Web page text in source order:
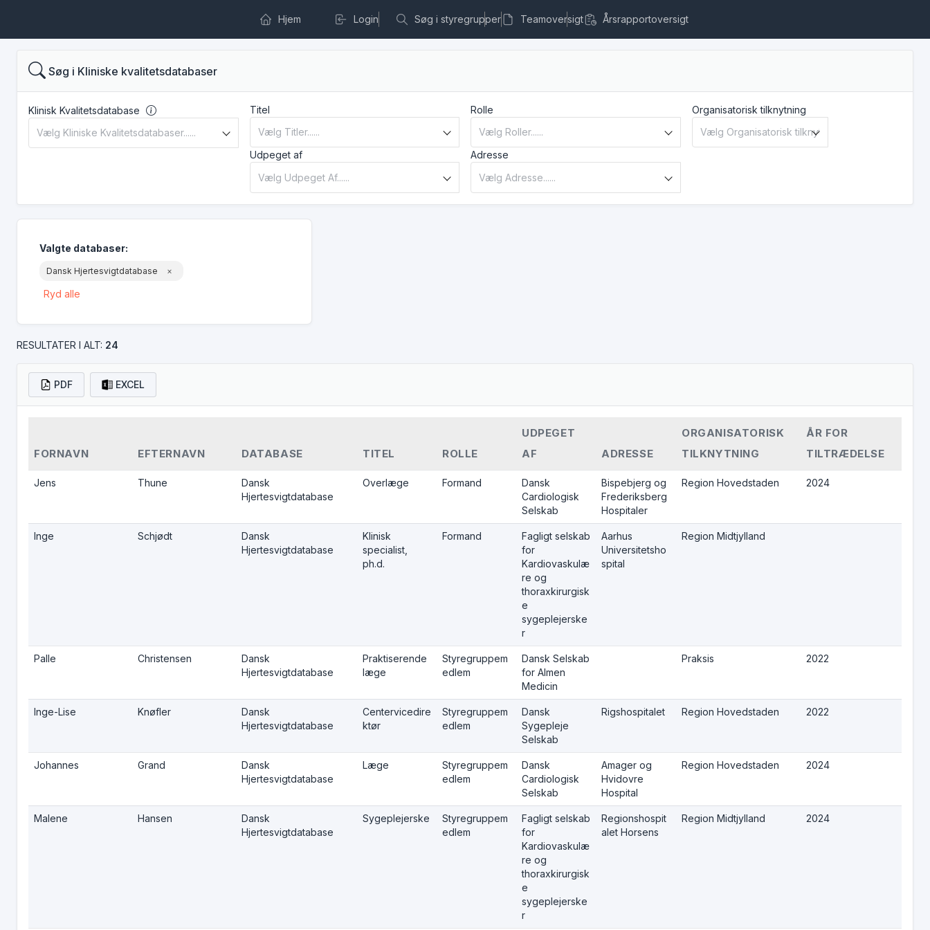
Hjem Login Søg i styregrupper Teamoversigt Årsrapportoversigt
Søg i Kliniske kvalitetsdatabaser
Klinisk Kvalitetsdatabase Titel Rolle Organisatorisk tilknytning
Udpeget af Adresse
Valgte databaser:
Dansk Hjertesvigtdatabase ×
Ryd alle
RESULTATER I ALT: 24
PDF EXCEL
FORNAVN EFTERNAVN DATABASE TITEL ROLLE
UDPEGET
AF
ADRESSE
ORGANISATORISK
TILKNYTNING
ÅR FOR
TILTRÆDELSE
Jens Thune
Dansk
Hjertesvigtdatabase
Overlæge Formand
Dansk
Cardiologisk
Selskab
Bispebjerg og
Frederiksberg
Hospitaler
Region Hovedstaden 2024
Inge Schjødt
Dansk
Hjertesvigtdatabase
Klinisk
specialist,
ph.d.
Formand
Fagligt selskab
for
Kardiovaskulæ
re og
thoraxkirurgisk
e
sygeplejerske
r
Aarhus
Universitetsho
spital
Region Midtjylland
Palle Christensen
Dansk
Hjertesvigtdatabase
Praktiserende
læge
Styregruppem
edlem
Dansk Selskab
for Almen
Medicin
Praksis 2022
Inge-Lise Knøfler
Dansk
Hjertesvigtdatabase
Centervicedire
ktør
Styregruppem
edlem
Dansk
Sygepleje
Selskab
Rigshospitalet Region Hovedstaden 2022
Johannes Grand
Dansk
Hjertesvigtdatabase
Læge
Styregruppem
edlem
Dansk
Cardiologisk
Selskab
Amager og
Hvidovre
Hospital
Region Hovedstaden 2024
Malene Hansen
Dansk
Hjertesvigtdatabase
Sygeplejerske
Styregruppem
edlem
Fagligt selskab
for
Kardiovaskulæ
re og
thoraxkirurgisk
e
sygeplejerske
r
Regionshospit
alet Horsens
Region Midtjylland 2024